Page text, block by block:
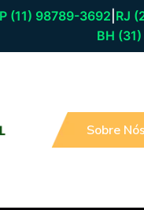
(11) 98789-3692 RJ
BH
Sobre Nós